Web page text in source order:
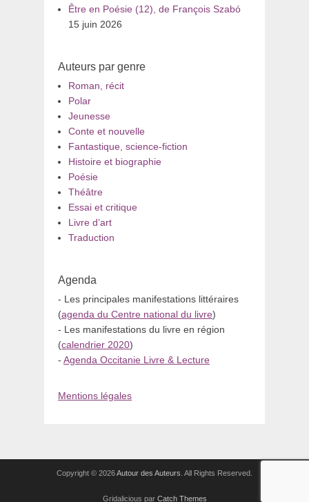
Être en Poésie (12), de François Szabó
15 juin 2026
Auteurs par genre
Roman, récit
Polar
Jeunesse
Conte et nouvelle
Fantastique, science-fiction
Histoire et biographie
Poésie
Théâtre
Essai et critique
Livre d’art
Traduction
Agenda
- Les principales manifestations littéraires
(agenda du Centre national du livre)
- Les manifestations du livre en région
(calendrier 2020)
- Agenda Occitanie Livre & Lecture
Mentions légales
Copyright © 2026Autour des Auteurs . All Rights Reserved.
Gridalicious par Catch Themes